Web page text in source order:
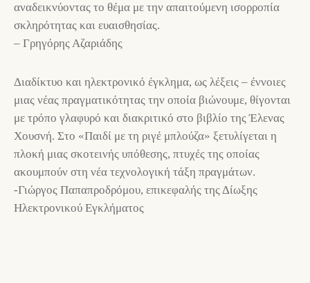
αναδεικνύοντας το θέμα με την απαιτούμενη ισορροπία
σκληρότητας και ευαισθησίας.
– Γρηγόρης Αζαριάδης
Διαδίκτυο και ηλεκτρονικό έγκλημα, ως λέξεις – έννοιες
μιας νέας πραγματικότητας την οποία βιώνουμε, θίγονται
με τρόπο γλαφυρό και διακριτικό στο βιβλίο της Έλενας
Χουσνή. Στο «Παιδί με τη ριγέ μπλούζα» ξετυλίγεται η
πλοκή μιας σκοτεινής υπόθεσης, πτυχές της οποίας
ακουμπούν στη νέα τεχνολογική τάξη πραγμάτων.
-Γιώργος Παπαπροδρόμου, επικεφαλής της Δίωξης
Ηλεκτρονικού Εγκλήματος